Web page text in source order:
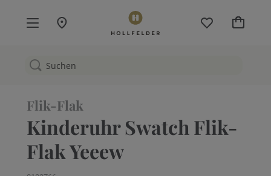
Mein
Flik-Flak
Kinderuhr Swatch Flik-
Flak Yeeew